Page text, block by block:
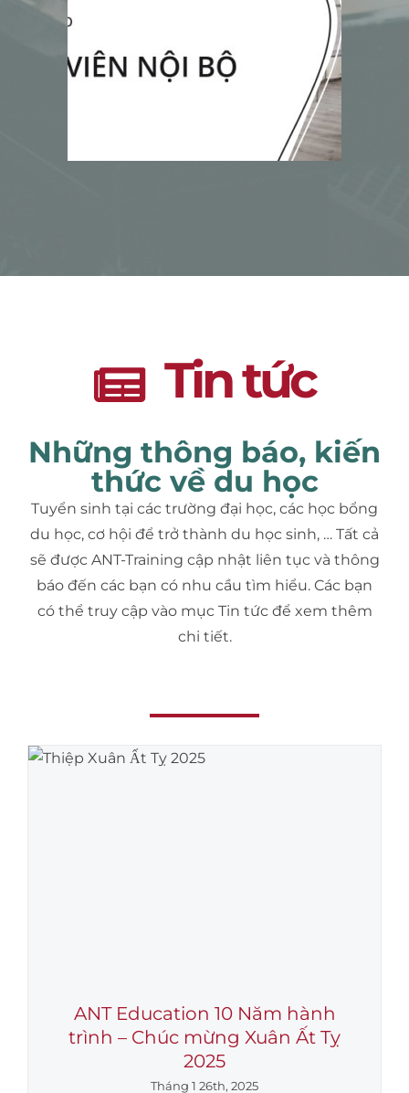
Tin tức
Những thông báo, kiến
thức về du học
Tuyển sinh tại các trường đại học, các học bổng
du học, cơ hội để trở thành du học sinh, … Tất cả
sẽ được ANT-Training cập nhật liên tục và thông
báo đến các bạn có nhu cầu tìm hiểu. Các bạn
có thể truy cập vào mục Tin tức để xem thêm
chi tiết.
ANT Education 10 Năm hành
trình – Chúc mừng Xuân Ất Tỵ
2025
Tháng 1 26th, 2025